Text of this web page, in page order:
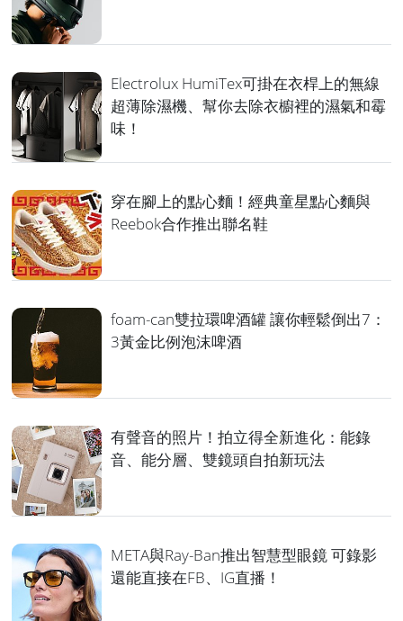
Electrolux HumiTex可掛在衣桿上的無線
超薄除濕機、幫你去除衣櫥裡的濕氣和霉
味！
穿在腳上的點心麵！經典童星點心麵與
Reebok合作推出聯名鞋
foam-can雙拉環啤酒罐 讓你輕鬆倒出7：
3黃金比例泡沫啤酒
有聲音的照片！拍立得全新進化：能錄
音、能分層、雙鏡頭自拍新玩法
META與Ray-Ban推出智慧型眼鏡 可錄影
還能直接在FB、IG直播！